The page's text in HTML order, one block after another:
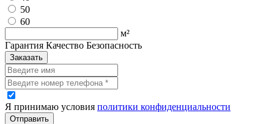
50
60
м²
Гарантия Качество Безопасность
Заказать
Я принимаю условия политики конфиденциальности
Отправить